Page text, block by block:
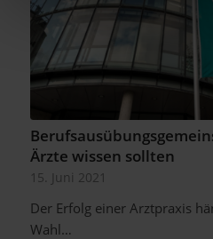
Ärzte wissen sollten
15. Juni 2021
Der Erfolg einer Arztpraxis
Wahl…